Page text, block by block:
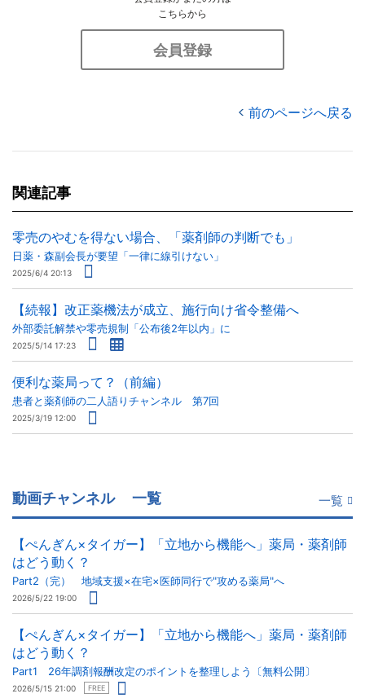
こちらから
会員登録
前のページへ戻る
関連記事
零売のやむを得ない場合、「薬剤師の判断でも」
日薬・森副会長が要望「一律に線引けない」
2025/6/4 20:13
【続報】改正薬機法が成立、施行向け省令整備へ
外部委託解禁や零売規制「公布後2年以内」に
2025/5/14 17:23
便利な薬局って？（前編）
患者と薬剤師の二人語りチャンネル 第7回
2025/3/19 12:00
動画チャンネル 一覧 一覧
【ぺんぎん×タイガー】「立地から機能へ」薬局・薬剤師
はどう動く？
Part2（完） 地域支援×在宅×医師同行で"攻める薬局"へ
2026/5/22 19:00
【ぺんぎん×タイガー】「立地から機能へ」薬局・薬剤師
はどう動く？
Part1 26年調剤報酬改定のポイントを整理しよう〔無料公開〕
2026/5/15 21:00 FREE